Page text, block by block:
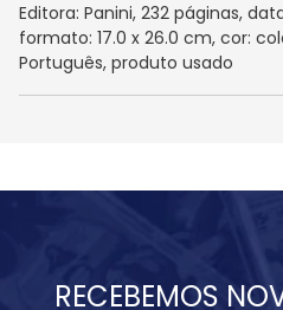
Editora: Panini, 232 páginas,
formato: 17.0 x 26.0 cm, cor:
Português, produto usado
RECEBEMOS